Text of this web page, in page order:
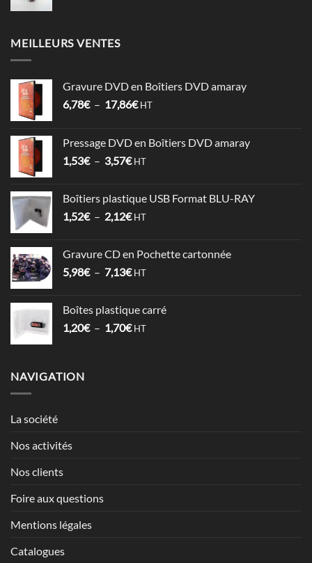
MEILLEURS VENTES
Gravure DVD en Boîtiers DVD amaray
6,78€ – 17,86€Plage
6,78€
à
HT
Pressage DVD en Boîtiers DVD amaray
1,53€ – 3,57€Plage
1,53€
à
HT
Boîtiers plastique USB Format BLU-RAY
1,52€ – 2,12€Plage
1,52€
à
HT
Gravure CD en Pochette cartonnée
5,98€ – 7,13€Plage
5,98€
à
HT
Boîtes plastique carré
1,20€ – 1,70€Plage
HT
NAVIGATION
La société
Nos activités
Nos clients
Foire aux questions
Mentions légales
Catalogues